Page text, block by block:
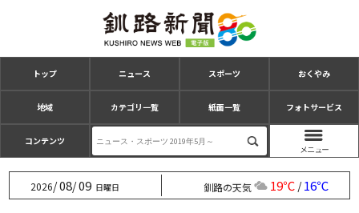
トップ ニュース スポーツ おくやみ
地域 カテゴリ一覧 紙面一覧 フォトサービス
コンテンツ
2026/08/09 日曜日 釧路の天気 19℃/16℃